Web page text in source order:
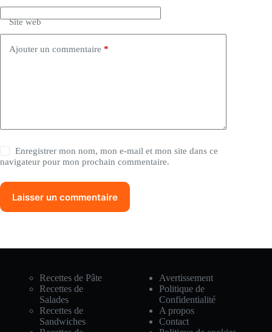
Site web
Ajouter un commentaire *
Enregistrer mon nom, mon e-mail et mon site dans ce
navigateur pour mon prochain commentaire.
Laisser un commentaire
Recettes de Pâte
Recettes de
Salades
Recettes de
Sandwiches
Avertissement
Politique de
Confidentialité
A propos
Contact